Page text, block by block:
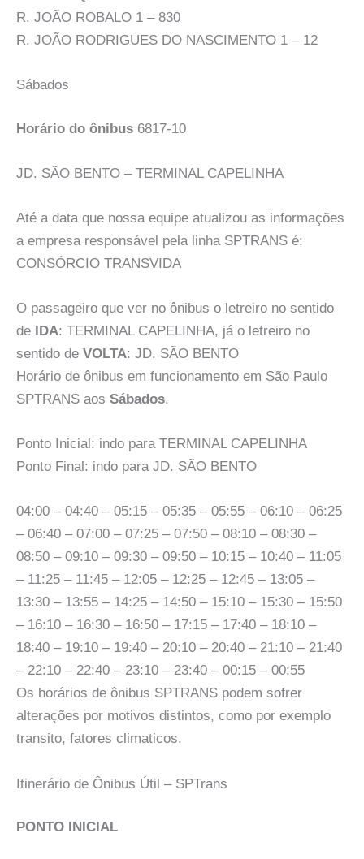
R. JOÃO ROBALO 1 – 830
R. JOÃO RODRIGUES DO NASCIMENTO 1 – 12
Sábados
Horário do ônibus 6817-10
JD. SÃO BENTO – TERMINAL CAPELINHA
Até a data que nossa equipe atualizou as informações
a empresa responsável pela linha SPTRANS é:
CONSÓRCIO TRANSVIDA
O passageiro que ver no ônibus o letreiro no sentido
de IDA: TERMINAL CAPELINHA, já o letreiro no
sentido de VOLTA: JD. SÃO BENTO
Horário de ônibus em funcionamento em São Paulo
SPTRANS aos Sábados.
Ponto Inicial: indo para TERMINAL CAPELINHA
Ponto Final: indo para JD. SÃO BENTO
04:00 – 04:40 – 05:15 – 05:35 – 05:55 – 06:10 – 06:25
– 06:40 – 07:00 – 07:25 – 07:50 – 08:10 – 08:30 –
08:50 – 09:10 – 09:30 – 09:50 – 10:15 – 10:40 – 11:05
– 11:25 – 11:45 – 12:05 – 12:25 – 12:45 – 13:05 –
13:30 – 13:55 – 14:25 – 14:50 – 15:10 – 15:30 – 15:50
– 16:10 – 16:30 – 16:50 – 17:15 – 17:40 – 18:10 –
18:40 – 19:10 – 19:40 – 20:10 – 20:40 – 21:10 – 21:40
– 22:10 – 22:40 – 23:10 – 23:40 – 00:15 – 00:55
Os horários de ônibus SPTRANS podem sofrer
alterações por motivos distintos, como por exemplo
transito, fatores climaticos.
Itinerário de Ônibus Útil – SPTrans
PONTO INICIAL